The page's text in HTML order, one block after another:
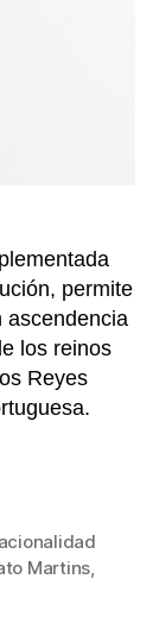
permite
ascendencia
los reinos
Reyes
Martins,